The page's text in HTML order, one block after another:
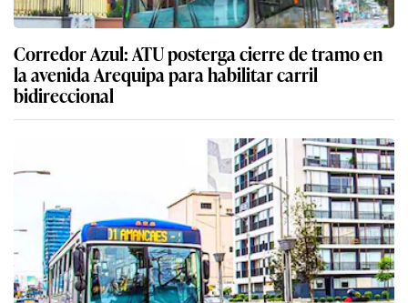
Corredor Azul: ATU posterga cierre de tramo en
la avenida Arequipa para habilitar carril
bidireccional